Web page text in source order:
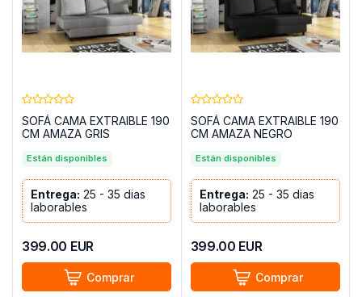
SOFÁ CAMA EXTRAIBLE 190
CM AMAZA GRIS
Están disponibles
Entrega: 25 - 35 dias
laborables
399.00 EUR
Comprar
SOFÁ CAMA EXTRAIBLE 190
CM AMAZA NEGRO
Están disponibles
Entrega: 25 - 35 dias
laborables
399.00 EUR
Comprar